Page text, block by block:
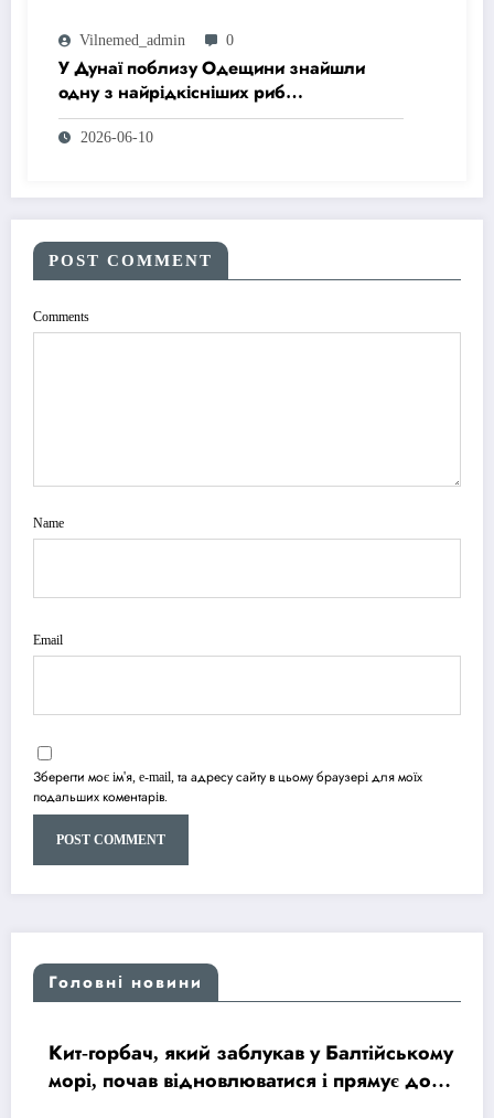
Vilnemed_admin 0
У Дунаї поблизу Одещини знайшли
одну з найрідкісніших риб
Чорноморського басейну
2026-06-10
POST COMMENT
Comments
Name
Email
Зберегти моє ім'я, e-mail, та адресу сайту в цьому браузері для моїх
подальших коментарів.
Головні новини
Кит-горбач, який заблукав у Балтійському
морі, почав відновлюватися і прямує до